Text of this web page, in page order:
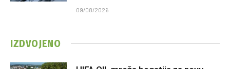
09/08/2026
IZDVOJENO